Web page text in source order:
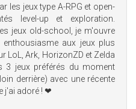
les jeux type A-RPG et open-
level-up et exploration.
jeux old-school, je m'ouvre
aux jeux plus
LoL, Ark, HorizonZD et Zelda
3 jeux préférés du moment
derrière) avec une récente
j'ai adoré ! ❤